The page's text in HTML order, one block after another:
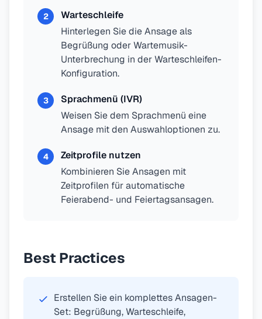
2
Warteschleife
Hinterlegen Sie die Ansage als
Begrüßung oder Wartemusik-
Unterbrechung in der Warteschleifen-
Konfiguration.
3
Sprachmenü (IVR)
Weisen Sie dem Sprachmenü eine
Ansage mit den Auswahloptionen zu.
4
Zeitprofile nutzen
Kombinieren Sie Ansagen mit
Zeitprofilen für automatische
Feierabend- und Feiertagsansagen.
Best Practices
Erstellen Sie ein komplettes Ansagen-
Set: Begrüßung, Warteschleife,